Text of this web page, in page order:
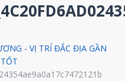
- VỊ TRÍ ĐẮC ĐỊA GẦN